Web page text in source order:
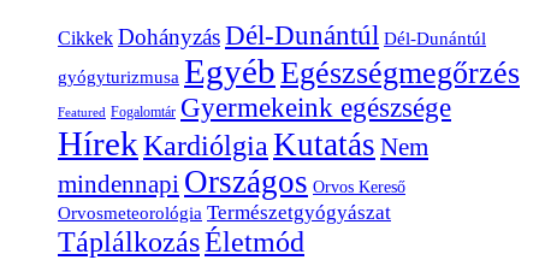
Cikkek DohányzásDél-Dunántúl Dél-Dunántúl
gyógyturizmusa EgyébEgészségmegőrzés
Featured Fogalomtár Gyermekeink egészsége
HírekKardiólgia Kutatás Nem
mindennapi Országos Orvos Kereső
Orvosmeteorológia Természetgyógyászat
TáplálkozásÉletmód